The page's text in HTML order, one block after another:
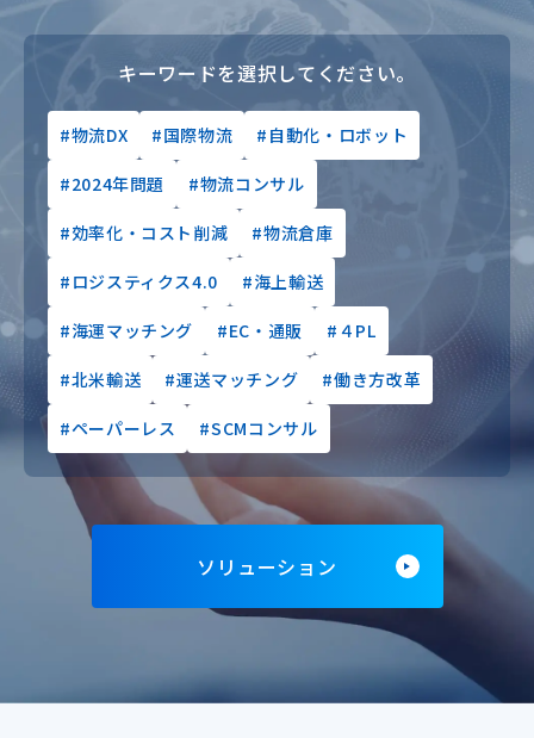
キーワードを選択してください。
物流DX 国際物流 自動化・ロボット
2024年問題 物流コンサル
効率化・コスト削減 物流倉庫
ロジスティクス4.0 海上輸送
海運マッチング EC・通販 ４PL
北米輸送 運送マッチング 働き方改革
ペーパーレス SCMコンサル
ソリューション